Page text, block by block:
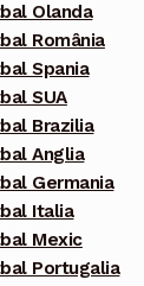
Olanda
România
Spania
SUA
Brazilia
Anglia
Germania
Italia
Mexic
Portugalia